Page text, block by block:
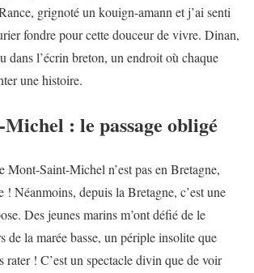
grignoté un kouign-amann et j’ai senti
fondre pour cette douceur de vivre. Dinan,
dans l’écrin breton, un endroit où chaque
une histoire.
: le passage obligé
Mont-Saint-Michel n’est pas en Bretagne,
! Néanmoins, depuis la Bretagne, c’est une
Des jeunes marins m’ont défié de le
de la marée basse, un périple insolite que
rater ! C’est un spectacle divin que de voir